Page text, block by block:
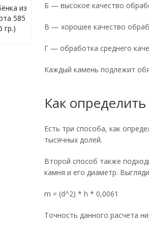
Б — высокое качество
В — хорошее качество
Г — обработка среднего
Каждый камень подлежит
Как
Есть три способа, как
тысячных долей.
Второй способ также
камня и его диаметр.
m = (d^2) * h * 0,0061
Точность данного расчета
из
585
гр.)